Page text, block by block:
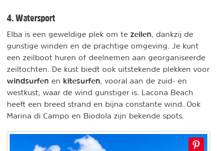
4. Watersport
Elba is een geweldige plek om te zeilen, dankzij de
gunstige winden en de prachtige omgeving. Je kunt
een zeilboot huren of deelnemen aan georganiseerde
zeiltochten. De kust biedt ook uitstekende plekken voor
windsurfen en kitesurfen, vooral aan de zuid- en
westkust, waar de wind gunstiger is. Lacona Beach
heeft een breed strand en bijna constante wind. Ook
Marina di Campo en Biodola zijn bekende spots.